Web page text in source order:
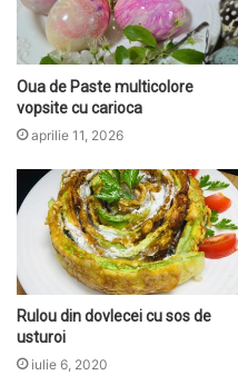
Oua de Paste multicolore
vopsite cu carioca
aprilie 11, 2026
Rulou din dovlecei cu sos de
usturoi
iulie 6, 2020